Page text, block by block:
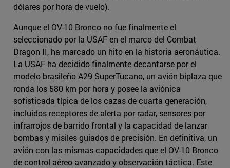
dólares por hora de vuelo).
Aunque el OV-10 Bronco no fue finalmente el
seleccionado por la USAF en el marco del Combat
Dragon II, ha marcado un hito en la historia aeronáutica.
La USAF ha decidido finalmente decantarse por el
modelo brasileño A29 SuperTucano, un avión biplaza que
ronda los 580 km por hora y posee la aviónica
sofisticada típica de los cazas de cuarta generación,
incluidos receptores de alerta por radar, sensores por
infrarrojos de barrido frontal y la capacidad de lanzar
bombas y misiles guiados de precisión. En definitiva, un
avión con las mismas capacidades que el OV-10 Bronco
de control aéreo avanzado y observación táctica. Este